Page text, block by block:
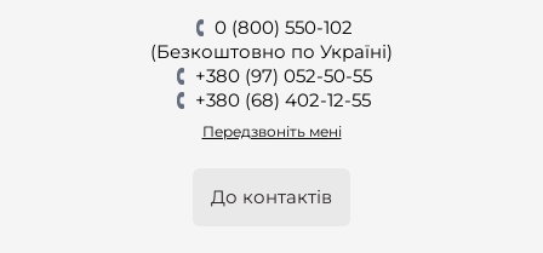
0 (800) 550-102
(Безкоштовно по Україні)
+380 (97) 052-50-55
+380 (68) 402-12-55
Передзвоніть мені
До контактів